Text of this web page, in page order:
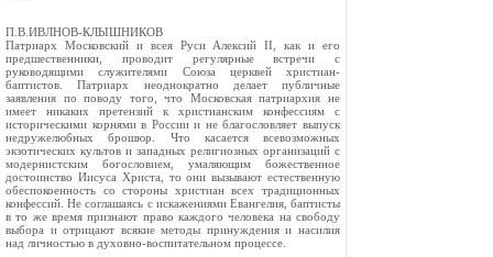
П.В.ИВЛНОВ-КЛЫШНИКОВ
Патриарх Московский и всея Руси Алексий II, как и его
предшественники, проводит регулярные встречи с
руководящими служителями Союза церквей христиан-
баптистов. Патриарх неоднократно делает публичные
заявления по поводу того, что Московская патриархия не
имеет никаких претензий к христианским конфессиям с
историческими корнями в России и не благословляет выпуск
недружелюбных брошюр. Что касается всевозможных
экзотических культов и западных религиозных организаций с
модернистским богословием, умаляющим божественное
достоинство Иисуса Христа, то они вызывают естественную
обеспокоенность со стороны христиан всех традиционных
конфессий. Не соглашаясь с искажениями Евангелия, баптисты
в то же время признают право каждого человека на свободу
выбора и отрицают всякие методы принуждения и насилия
над личностью в духовно-воспитательном процессе.